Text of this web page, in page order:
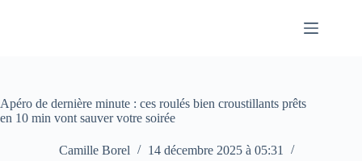
Apéro de dernière minute : ces roulés bien croustillants prêts
en 10 min vont sauver votre soirée
Camille Borel
14 décembre 2025 à 05:31